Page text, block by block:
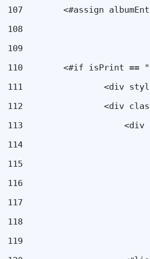
107
<#assign
108
109
110
<#if isPrint ==
111
<div
112
<div
113
114
115
116
117
118
119